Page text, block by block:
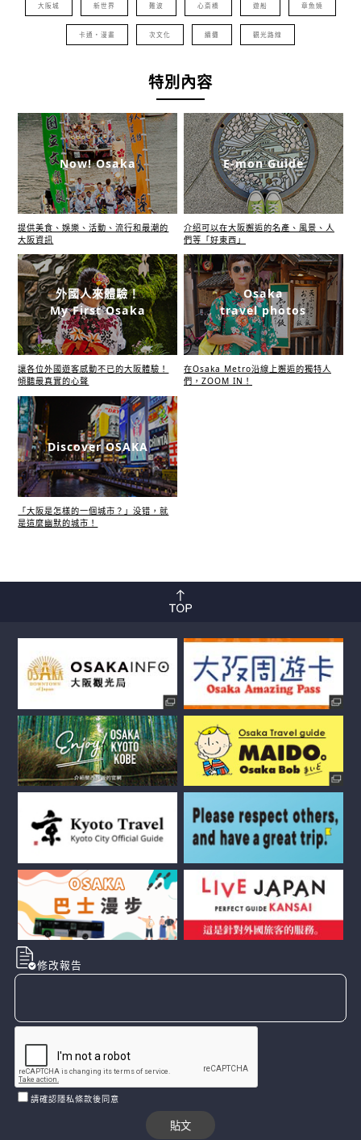
大阪城 新世界 難波 心斎橋 遊船 章魚燒
卡通・漫畫 次文化 續攤 觀光路線
特別內容
Now! Osaka
提供美食、娛樂、活動、流行和最潮的
大阪資訊
E-mon Guide
介绍可以在大阪邂逅的名產、風景、人
們等「好東西」
外國人來體驗！
My First Osaka
讓各位外國遊客感動不已的大阪體驗！
傾聽最真實的心聲
Osaka
travel photos
在Osaka Metro沿線上邂逅的獨特人
們，ZOOM IN！
Discover OSAKA
「大阪是怎樣的一個城市？」没错，就
是這麼幽默的城市！
修改報告
請確認隱私條款後同意